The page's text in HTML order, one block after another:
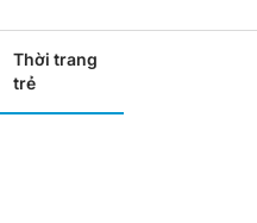
Thời trang
trẻ